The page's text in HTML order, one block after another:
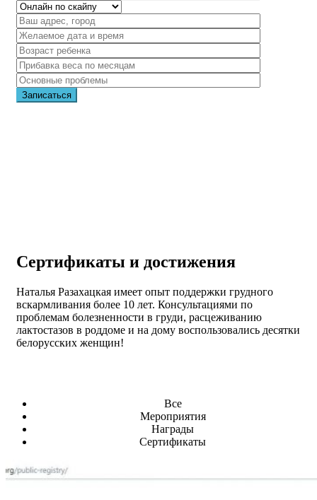
Сертификаты и достижения
Наталья Разахацкая имеет опыт поддержки грудного
вскармливания более 10 лет. Консультациями по
проблемам болезненности в груди, расцеживанию
лактостазов в роддоме и на дому воспользовались десятки
белорусских женщин!
Все
Мероприятия
Награды
Сертификаты